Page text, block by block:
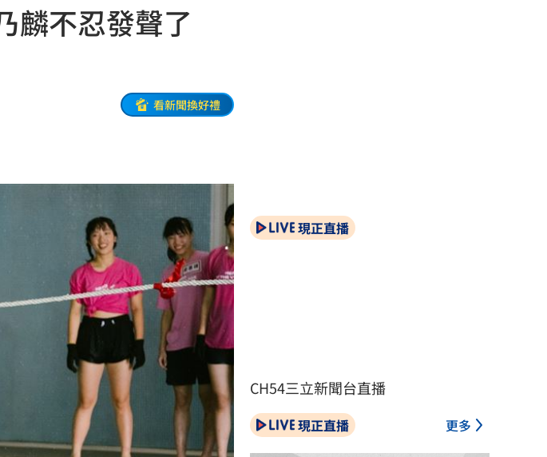
麟不忍發聲了
看新聞換好禮
現正直播
CH54三立新聞台直播
現正直播 更多